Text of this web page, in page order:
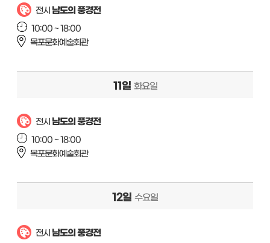
전시 남도의 풍경전
10:00 ~ 18:00
목포문화예술회관
11일 화요일
전시 남도의 풍경전
10:00 ~ 18:00
목포문화예술회관
12일 수요일
전시 남도의 풍경전